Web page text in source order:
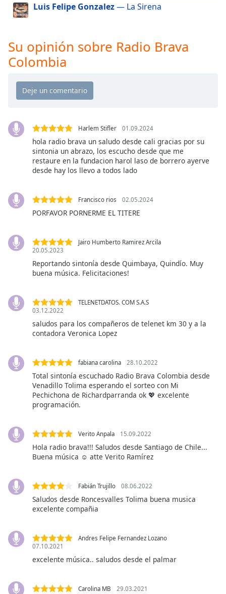
window.
Text
Color
Opacity
Background
Color
Caption
Area
Background
Size
Done
Close
dialog
Luis Felipe Gonzalez— La Sirena
Su opinión sobre Radio Brava
Colombia
Harlem Stifler 01.09.2024
hola radio brava un saludo desde cali gracias por su
sintonia un abrazo, los escucho desde que me
restaure en la fundacion harol laso de borrero ayerve
desde hay los llevo a todos lado
Francisco rios 02.05.2024
PORFAVOR PORNERME EL TITERE
Jairo Humberto Ramirez Arcila
20.05.2023
Reportando sintonía desde Quimbaya, Quindío. Muy
buena música. Felicitaciones!
TELENETDATOS. COM S.A.S
03.12.2022
saludos para los compañeros de telenet km 30 y a la
contadora Veronica Lopez
fabiana carolina 28.10.2022
Total sintonía escuchado Radio Brava Colombia desde
Venadillo Tolima esperando el sorteo con Mi
Pechichona de Richardparranda ok 💖 excelente
programación.
Verito Anpala 15.09.2022
Hola radio brava!!! Saludos desde Santiago de Chile...
Buena música ☺️ atte Verito Ramírez
Fabián Trujillo 08.06.2022
Saludos desde Roncesvalles Tolima buena musica
excelente compañia
Andres Felipe Fernandez Lozano
07.10.2021
excelente música.. saludos desde el palmar
Carolina MB 29.03.2021